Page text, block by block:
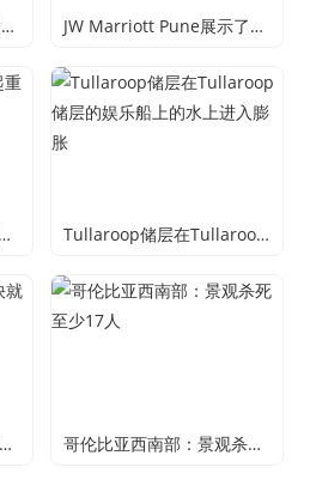
Carnoustie水平过度升级的正信号 JW Marriott Pune展示了Paasha Live
海洋的绿洲取消航行后起重机Mishap Tullaroop储层在Tullaroop储层的娱乐船上的水上进入膨胀
Pasighat的旅游可能很快就能获得电梯，确保DC！ 哥伦比亚西南部：景观杀死至少17人